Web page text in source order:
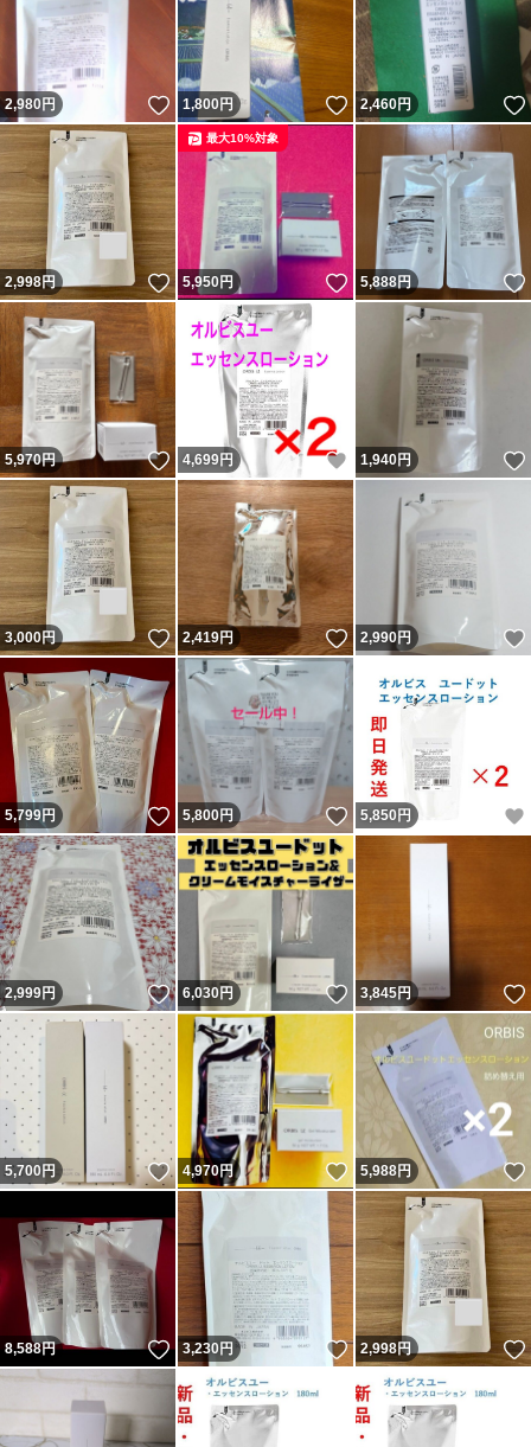
2,980円 いいね！
1,800円 いいね！
2,460円
2,998円 いいね！
5,950円 いいね！
最大10%対象
5,888円
5,970円 いいね！
4,699円 いいね！
1,940円
3,000円 いいね！
2,419円 いいね！
2,990円
5,799円 いいね！
5,800円 いいね！
5,850 円
2,999円 いいね！
6,030円 いいね！
3,845円
5,700円 いいね！
4,970円 いいね！
5,988円
8,588円 いいね！
3,230円 いいね！
2,998円